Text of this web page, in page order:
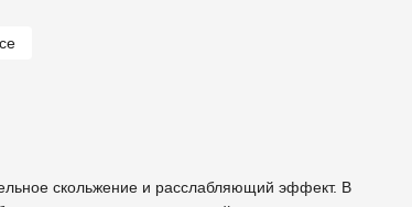
скольжение и расслабляющий эффект. В